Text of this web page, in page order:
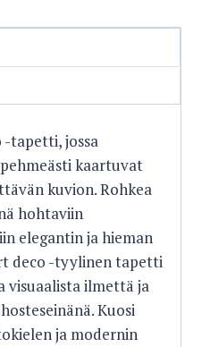
-tapetti, jossa
kaartuvat
kuvion. Rohkea
hohtaviin
elegantin ja hieman
deco -tyylinen tapetti
visuaalista ilmettä ja
Kuosi
ja modernin